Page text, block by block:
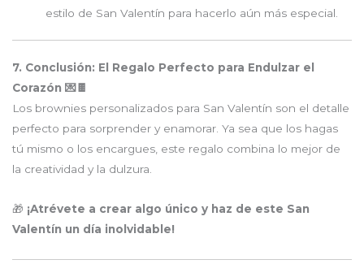
estilo de San Valentín para hacerlo aún más especial.
7. Conclusión: El Regalo Perfecto para Endulzar el
Corazón 💌🍫
Los brownies personalizados para San Valentín son el detalle
perfecto para sorprender y enamorar. Ya sea que los hagas
tú mismo o los encargues, este regalo combina lo mejor de
la creatividad y la dulzura.
🎁 ¡Atrévete a crear algo único y haz de este San
Valentín un día inolvidable!